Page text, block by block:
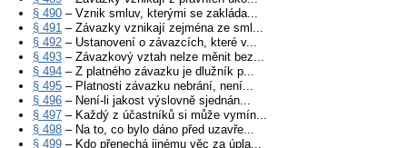
§ 490 – Vznik smluv, kterými se zakláda...
§ 491 – Závazky vznikají zejména ze sml...
§ 492 – Ustanovení o závazcích, které v...
§ 493 – Závazkový vztah nelze měnit bez...
§ 494 – Z platného závazku je dlužník p...
§ 495 – Platnosti závazku nebrání, není...
§ 496 – Není-li jakost výslovně sjednán...
§ 497 – Každý z účastníků si může vymín...
§ 498 – Na to, co bylo dáno před uzavře...
§ 499 – Kdo přenechá jinému věc za úpla...